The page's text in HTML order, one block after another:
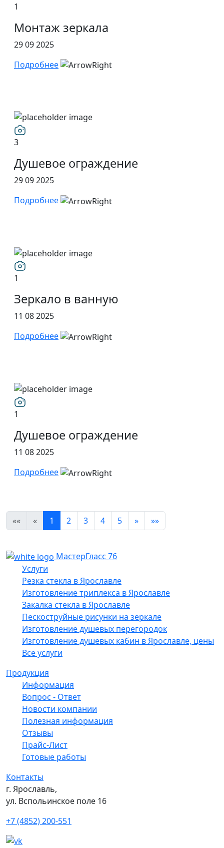
1
Монтаж зеркала
29 09 2025
Подробнее
3
Душевое ограждение
29 09 2025
Подробнее
1
Зеркало в ванную
11 08 2025
Подробнее
1
Душевое ограждение
11 08 2025
Подробнее
«« « 1 2 3 4 5 » »»
МастерГласс 76
Услуги
Резка стекла в Ярославле
Изготовление триплекса в Ярославле
Закалка стекла в Ярославле
Пескоструйные рисунки на зеркале
Изготовление душевых перегородок
Изготовление душевых кабин в Ярославле, цены
Все услуги
Продукция
Информация
Вопрос - Ответ
Новости компании
Полезная информация
Отзывы
Прайс-Лист
Готовые работы
Контакты
г. Ярославль,
ул. Вспольинское поле 16
+7 (4852) 200-551